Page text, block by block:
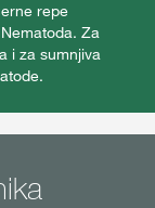
repe
Za
i za sumnjiva